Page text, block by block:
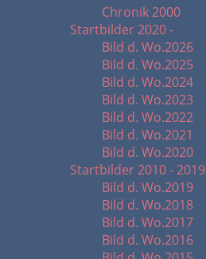
Chronik 2000
Startbilder 2020 -
Bild d. Wo.2026
Bild d. Wo.2025
Bild d. Wo.2024
Bild d. Wo.2023
Bild d. Wo.2022
Bild d. Wo.2021
Bild d. Wo.2020
Startbilder 2010 - 2019
Bild d. Wo.2019
Bild d. Wo.2018
Bild d. Wo.2017
Bild d. Wo.2016